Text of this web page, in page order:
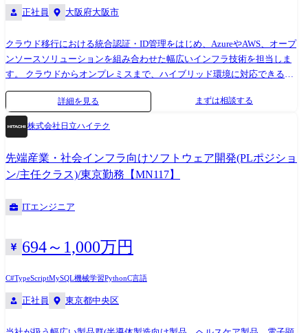
導入案件 ・大手家電量販店様…CloudWAF(Imperva)導入案件 ・大手総合
(リモートワーク含む)】
正社員 大阪府大阪市
クラウド移行における統合認証・ID管理をはじめ、AzureやAWS、オープ
ンソースソリューションを組み合わせた幅広いインフラ技術を担当しま
す。 クラウドからオンプレミスまで、ハイブリッド環境に対応できる
SIerとして、文教・公共・民間市場を対象に、最上流工程から品質なイン
テグレーションを提供します。 2019年に発足した関西事業部は、これま
での実績と信頼により上流工程の案件で多数のご相談をいただいていま
す。 現在は事業拡大フェーズにあり、さらなる成長を目指して、一緒に
事業を盛り上げる中核メンバーを募集しています! クラウド業務未経験者
でも、弊社独自のカリキュラムで基礎概念を学びながら、実案件を通じ
て段階的にスキルアップできます。 経営陣もエンジニア出身で「エンジ
キルを考慮し、3年後、5年後、10年後を見据えた長期的なキャリア形成
Directory、VMware ESXi、Nutanix等、 オンプレからクラウド(基盤含
む)、さらにIDマネジメントや認証基盤、AIエージェントまで幅広い技術
・大手製薬企業様…Microsoft Copilot Studio 導入案件 ・有名私立大学
詳細を見る まずは相談する
株式会社日立ハイテク
先端産業・社会インフラ向けソフトウェア開発(PLポジショ
ン/主任クラス)/東京勤務【MN117】
ITエンジニア
694～1,000万円
C#TypeScriptMySQL機械学習PythonC言語
正社員 東京都中央区